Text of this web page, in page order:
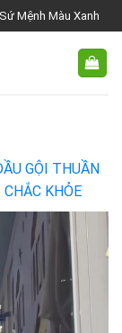
Mệnh Màu Xanh
GỘI THUẦN
KHỎE